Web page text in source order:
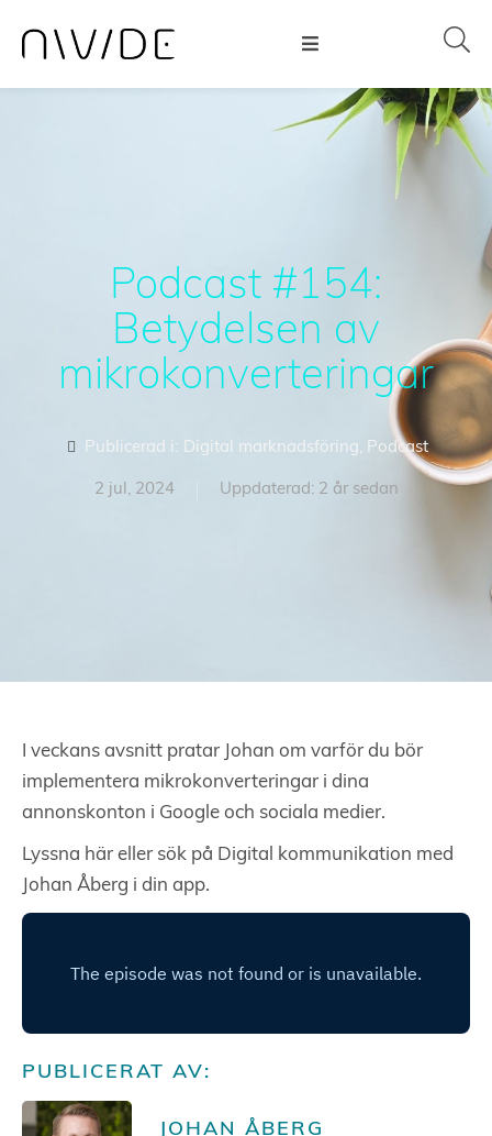
Podcast #154:
Betydelsen av
mikrokonverteringar
Publicerad i: Digital marknadsföring, Podcast
2 jul, 2024 Uppdaterad: 2 år sedan
I veckans avsnitt pratar Johan om varför du bör
implementera mikrokonverteringar i dina
annonskonton i Google och sociala medier.
Lyssna här eller sök på Digital kommunikation med
Johan Åberg i din app.
PUBLICERAT AV:
JOHAN ÅBERG